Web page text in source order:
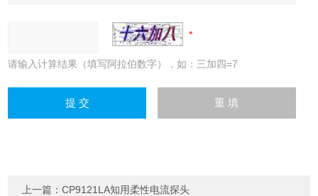
请输入计算结果（填写阿拉伯数字），如：三加四=7
上一篇：CP9121LA知用柔性电流探头